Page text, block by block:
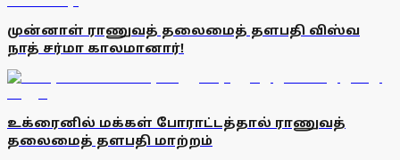
முன்னாள் ராணுவத் தலைமைத் தளபதி விஸ்வ
நாத் சர்மா காலமானார்!
உக்ரைனில் மக்கள் போராட்டத்தால் ராணுவத்
தலைமைத் தளபதி மாற்றம்